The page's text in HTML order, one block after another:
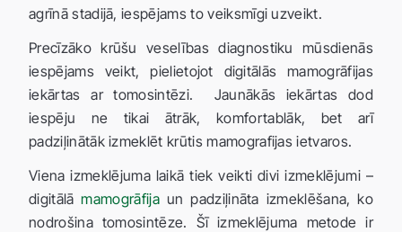
agrīnā stadijā, iespējams to veiksmīgi uzveikt.
Precīzāko krūšu veselības diagnostiku mūsdienās
iespējams veikt, pielietojot digitālās mamogrāfijas
iekārtas ar tomosintēzi. Jaunākās iekārtas dod
iespēju ne tikai ātrāk, komfortablāk, bet arī
padziļinātāk izmeklēt krūtis mamografijas ietvaros.
Viena izmeklējuma laikā tiek veikti divi izmeklējumi –
digitālāmamogrāfijaun padziļināta izmeklēšana, ko
nodrošina tomosintēze. Šī izmeklējuma metode ir